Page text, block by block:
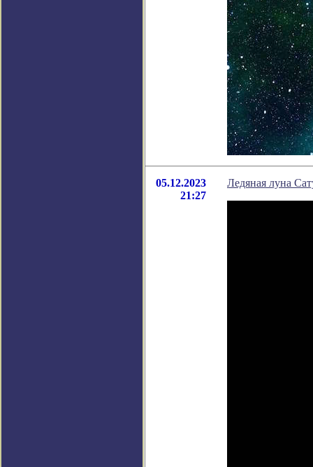
05.12.2023
21:27
Ледяная луна